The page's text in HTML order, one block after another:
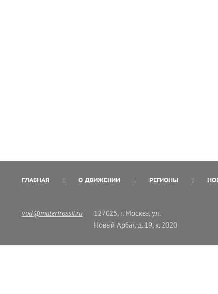
ГЛАВНАЯ О ДВИЖЕНИИ РЕГИОНЫ
vod@materirossii.ru
127025, г. Москва, ул.
Новый Арбат, д. 19, к. 2020